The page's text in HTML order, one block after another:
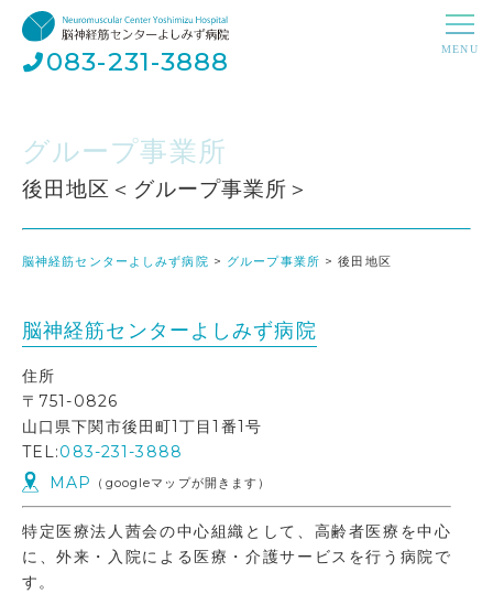
083-231-3888
グループ事業所
後田地区＜グループ事業所＞
脳神経筋センターよしみず病院 > グループ事業所 >後田地区
脳神経筋センターよしみず病院
住所
〒751-0826
山口県下関市後田町1丁目1番1号
TEL:083-231-3888
MAP
（googleマップが開きます）
特定医療法人茜会の中心組織として、高齢者医療を中心
に、外来・入院による医療・介護サービスを行う病院で
す。